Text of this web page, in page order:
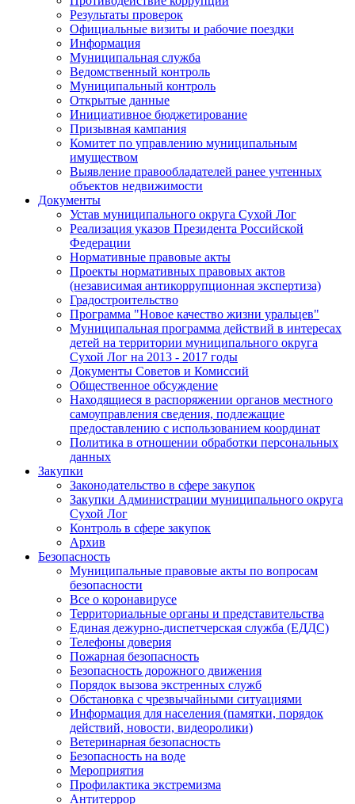
Результаты проверок
Официальные визиты и рабочие поездки
Информация
Муниципальная служба
Ведомственный контроль
Муниципальный контроль
Открытые данные
Инициативное бюджетирование
Призывная кампания
Комитет по управлению муниципальным
имуществом
Выявление правообладателей ранее учтенных
объектов недвижимости
Документы
Устав муниципального округа Сухой Лог
Реализация указов Президента Российской
Федерации
Нормативные правовые акты
Проекты нормативных правовых актов
(независимая антикоррупционная экспертиза)
Градостроительство
Программа "Новое качество жизни уральцев"
Муниципальная программа действий в интересах
детей на территории муниципального округа
Сухой Лог на 2013 - 2017 годы
Документы Советов и Комиссий
Общественное обсуждение
Находящиеся в распоряжении органов местного
самоуправления сведения, подлежащие
предоставлению с использованием координат
Политика в отношении обработки персональных
данных
Закупки
Законодательство в сфере закупок
Закупки Администрации муниципального округа
Сухой Лог
Контроль в сфере закупок
Архив
Безопасность
Муниципальные правовые акты по вопросам
безопасности
Все о коронавирусе
Территориальные органы и представительства
Единая дежурно-диспетчерская служба (ЕДДС)
Телефоны доверия
Пожарная безопасность
Безопасность дорожного движения
Порядок вызова экстренных служб
Обстановка с чрезвычайными ситуациями
Информация для населения (памятки, порядок
действий, новости, видеоролики)
Ветеринарная безопасность
Безопасность на воде
Мероприятия
Профилактика экстремизма
Антитеррор